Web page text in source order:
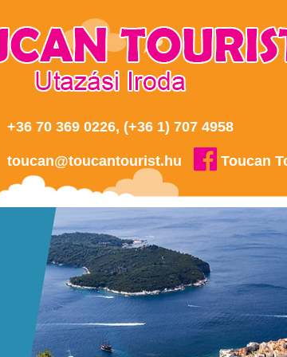
+36 70 369 0226, (+36 1) 707 4958
toucan@toucantourist.hu Toucan